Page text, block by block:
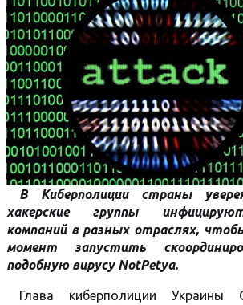
В Киберполиции страны
хакерские группы
компаний в разных отраслях,
момент запустить
подобную вирусу NotPetya.
Глава киберполиции Украины